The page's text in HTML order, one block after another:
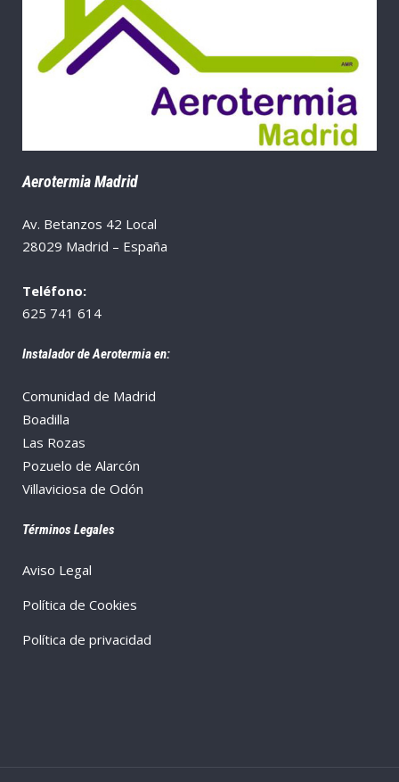
Aerotermia Madrid
Av. Betanzos 42 Local
28029 Madrid – España
Teléfono:
625 741 614
Instalador de Aerotermia en:
Comunidad de Madrid
Boadilla
Las Rozas
Pozuelo de Alarcón
Villaviciosa de Odón
Términos Legales
Aviso Legal
Política de Cookies
Política de privacidad